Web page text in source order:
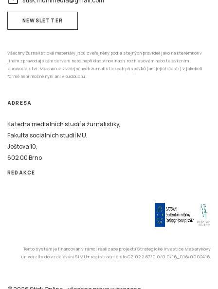
NEWSLETTER
Všechny žurnalistické materiály jsou zveřejněny podle stejných pravidel jako na kterémkoliv
jiném zpravodajském serveru nebo například v novinách, rozhlasovém nebo televizním
zpravodajství. Mazání už zveřejněných žurnalistických příspěvků (ani jejich částí) v jakékoli
formě není možné nyní ani v budoucnu.
ADRESA
Katedra mediálních studií a žurnalistiky,
Fakulta sociálních studií MU,
Joštova 10,
602 00 Brno
REDAKCE
Tento systém je financován v rámci realizace projektu Strategické investice Masarykovy
univerzity do vzdělávání SIMU+ registrační číslo CZ.02.2.67/0.0/0.0/16_016/0002416.